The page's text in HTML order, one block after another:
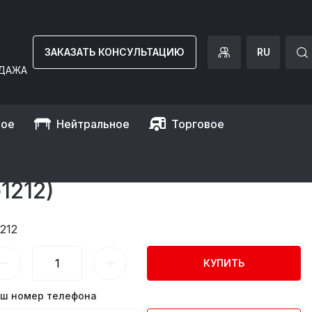
ЗАКАЗАТЬ КОНСУЛЬТАЦИЮ RU
Нейтральное Торговое
2 выдвижные секции GGM Gastro
2 ДВЕРИ/2
КУПИТЬ
номер телефона